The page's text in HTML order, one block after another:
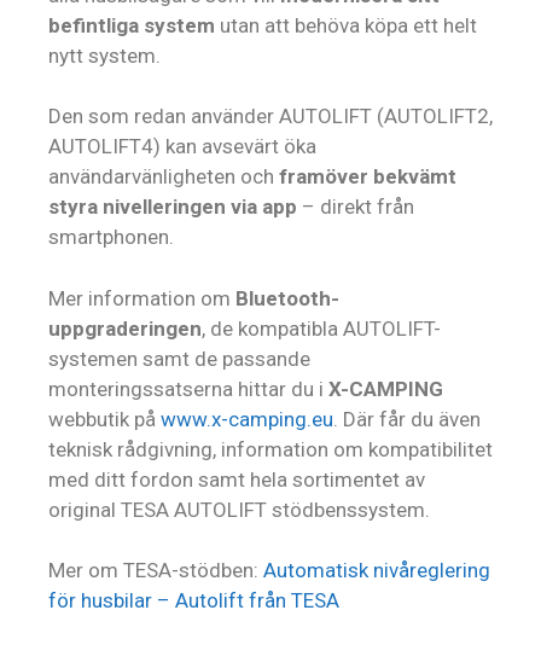
befintliga system utan att behöva köpa ett helt
nytt system.
Den som redan använder AUTOLIFT (AUTOLIFT2,
AUTOLIFT4) kan avsevärt öka
användarvänligheten och framöver bekvämt
styra nivelleringen via app – direkt från
smartphonen.
Mer information om Bluetooth-
uppgraderingen, de kompatibla AUTOLIFT-
systemen samt de passande
monteringssatserna hittar du i X-CAMPING
webbutik på www.x-camping.eu . Där får du även
teknisk rådgivning, information om kompatibilitet
med ditt fordon samt hela sortimentet av
original TESA AUTOLIFT stödbenssystem.
Mer om TESA-stödben: Automatisk nivåreglering
för husbilar – Autolift från TESA